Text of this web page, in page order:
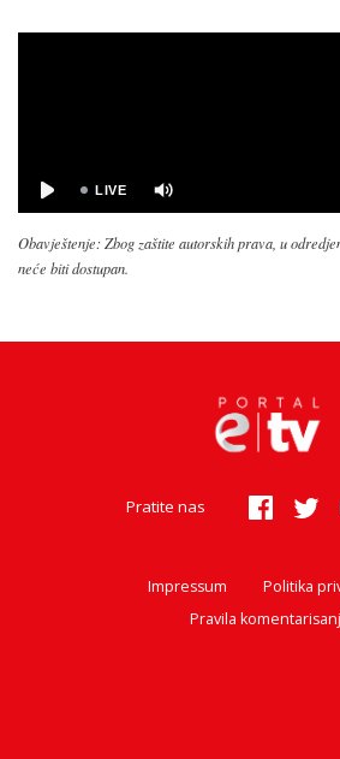
Obavještenje: Zbog zaštite autorskih prava, u
neće biti dostupan.
Pratite nas
Impressum
Politika
Pravila